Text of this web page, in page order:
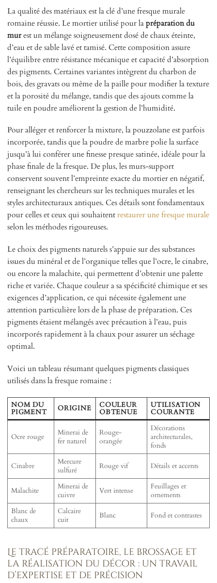
La qualité des matériaux est la clé d’une fresque murale
romaine réussie. Le mortier utilisé pour lapréparation du
murest un mélange soigneusement dosé de chaux éteinte,
d’eau et de sable lavé et tamisé. Cette composition assure
l’équilibre entre résistance mécanique et capacité d’absorption
des pigments. Certaines variantes intègrent du charbon de
bois, des gravats ou même de la paille pour modifier la texture
et la porosité du mélange, tandis que des ajouts comme la
tuile en poudre améliorent la gestion de l’humidité.
Pour alléger et renforcer la mixture, la pouzzolane est parfois
incorporée, tandis que la poudre de marbre polie la surface
jusqu’à lui conférer une finesse presque satinée, idéale pour la
phase finale de la fresque. De plus, les murs-support
conservent souvent l’empreinte exacte du mortier en négatif,
renseignant les chercheurs sur les techniques murales et les
styles architecturaux antiques. Ces détails sont fondamentaux
pour celles et ceux qui souhaitentrestaurer une fresque murale
selon les méthodes rigoureuses.
Le choix des pigments naturels s’appuie sur des substances
issues du minéral et de l’organique telles que l’ocre, le cinabre,
ou encore la malachite, qui permettent d’obtenir une palette
riche et variée. Chaque couleur a sa spécificité chimique et ses
exigences d’application, ce qui nécessite également une
attention particulière lors de la phase de préparation. Ces
pigments étaient mélangés avec précaution à l’eau, puis
incorporés rapidement à la chaux pour assurer un séchage
optimal.
Voici un tableau résumant quelques pigments classiques
utilisés dans la fresque romaine :
NOM DU
PIGMENT ORIGINE COULEUR
OBTENUE
UTILISATION
COURANTE
Ocre rouge
Minerai de
fer naturel
Rouge-
orangée
Décorations
architecturales,
fonds
Cinabre
Mercure
sulfuré
Rouge vif Détails et accents
Malachite
Minerai de
cuivre
Vert intense
Feuillages et
ornements
Blanc de
chaux
Calcaire
cuit
Blanc Fond et contrastes
Le tracé préparatoire, le brossage et
la réalisation du décor : un travail
d’expertise et de précision